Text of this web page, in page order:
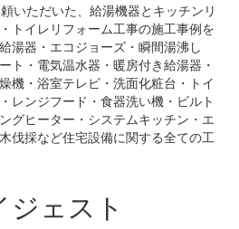
いただいた、給湯機器とキッチンリ
トイレリフォーム工事の施工事例を
湯器・エコジョーズ・瞬間湯沸し
ト・電気温水器・暖房付き給湯器・
機・浴室テレビ・洗面化粧台・トイ
レンジフード・食器洗い機・ビルト
グヒーター・システムキッチン・エ
伐採など住宅設備に関する全ての工
ェスト